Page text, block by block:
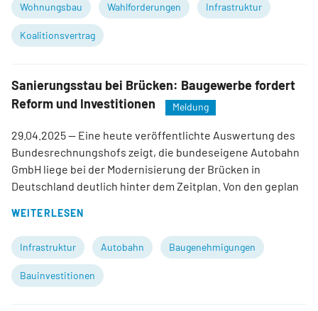
Wohnungsbau Wahlforderungen Infrastruktur
Koalitionsvertrag
Sanierungsstau bei Brücken: Baugewerbe fordert
Reform und Investitionen
Meldung
29.04.2025— Eine heute veröffentlichte Auswertung des
Bundesrechnungshofs zeigt, die bundeseigene Autobahn
GmbH liege bei der Modernisierung der Brücken in
Deutschland deutlich hinter dem Zeitplan. Von den geplan
WEITERLESEN
Infrastruktur Autobahn Baugenehmigungen
Bauinvestitionen